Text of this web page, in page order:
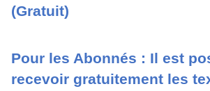
(Gratuit)
Pour les Abonnés : Il est
recevoir gratuitement les